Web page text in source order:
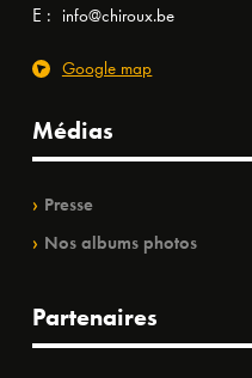
E : info@chiroux.be
Google map
Médias
Presse
Nos albums photos
Partenaires